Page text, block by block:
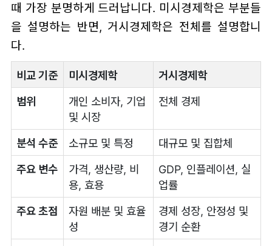
때 가장 분명하게 드러납니다. 미시경제학은 부분들
을 설명하는 반면, 거시경제학은 전체를 설명합니
다.
비교 기준 미시경제학 거시경제학
범위
개인 소비자, 기업
및 시장
전체 경제
분석 수준 소규모 및 특정 대규모 및 집합체
주요 변수
가격, 생산량, 비
용, 효용
GDP, 인플레이션, 실
업률
주요 초점
자원 배분 및 효율
성
경제 성장, 안정성 및
경기 순환